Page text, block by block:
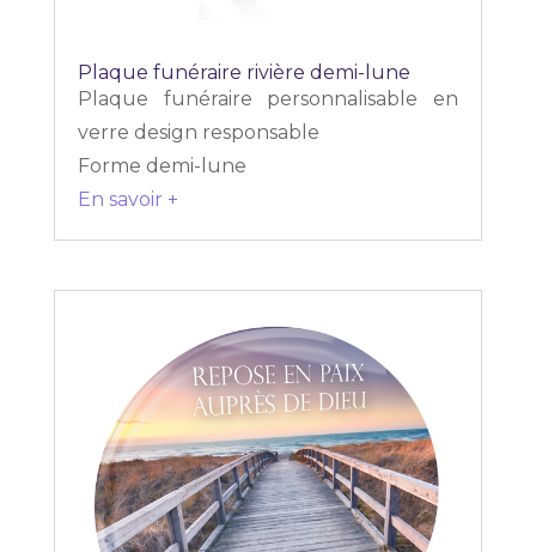
Plaque funéraire rivière demi-lune
Plaque funéraire personnalisable en
verre design responsable
Forme demi-lune
En savoir +